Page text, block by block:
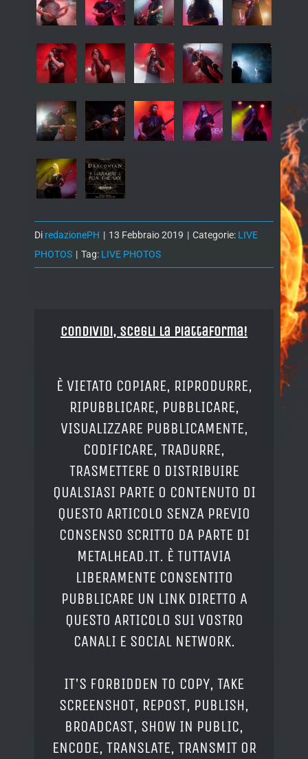
Di redazionePH | 13 Febbraio 2019 | Categorie: LIVE
PHOTOS | Tag: LIVE PHOTOS
Condividi, Scegli la piattaforma!
È VIETATO COPIARE, RIPRODURRE,
RIPUBBLICARE, PUBBLICARE,
VISUALIZZARE PUBBLICAMENTE,
CODIFICARE, TRADURRE,
TRASMETTERE O DISTRIBUIRE
QUALSIASI PARTE O CONTENUTO DI
QUESTO ARTICOLO SENZA PREVIO
CONSENSO SCRITTO DA PARTE DI
METALHEAD.IT. È TUTTAVIA
LIBERAMENTE CONSENTITO
PUBBLICARE UN LINK DIRETTO A
QUESTO ARTICOLO SUI VOSTRO
CANALI E SOCIAL NETWORK.
IT'S FORBIDDEN TO COPY, TAKE
SCREENSHOT, REPOST, PUBLISH,
BROADCAST, SHOW IN PUBLIC,
ENCODE, TRANSLATE, TRANSMIT OR